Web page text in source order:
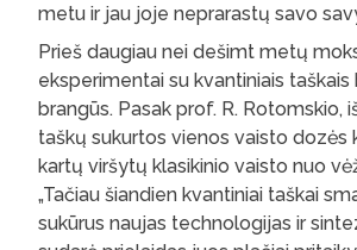
metu ir jau joje neprarastų savo
Prieš daugiau nei dešimt metų
eksperimentai su kvantiniais
brangūs. Pasak prof. R. Rotomskio,
taškų sukurtos vienos vaisto dozės
kartų viršytų klasikinio vaisto nuo
„Tačiau šiandien kvantiniai taškai
sukūrus naujas technologijas ir